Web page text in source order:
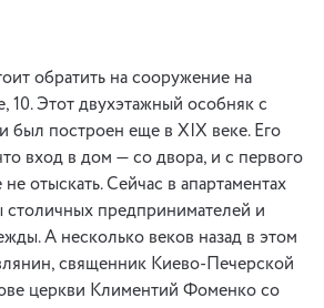
обратить на сооружение на
10. Этот двухэтажный особняк с
был построен еще в XIX веке. Его
вход в дом — со двора, и с первого
отыскать. Сейчас в апартаментах
столичных предпринимателей и
А несколько веков назад в этом
священник Киево-Печерской
церкви Климентий Фоменко со